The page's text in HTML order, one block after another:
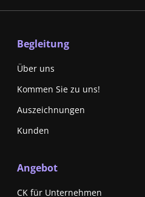
Begleitung
Über uns
Kommen Sie zu uns!
Auszeichnungen
Kunden
Angebot
CK für Unternehmen